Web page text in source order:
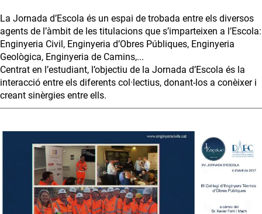
La Jornada d’Escola és un espai de trobada entre els diversos
agents de l’àmbit de les titulacions que s’imparteixen a l’Escola:
Enginyeria Civil, Enginyeria d’Obres Públiques, Enginyeria
Geològica, Enginyeria de Camins,...
Centrat en l’estudiant, l’objectiu de la Jornada d’Escola és la
interacció entre els diferents col·lectius, donant-los a conèixer i
creant sinèrgies entre ells.